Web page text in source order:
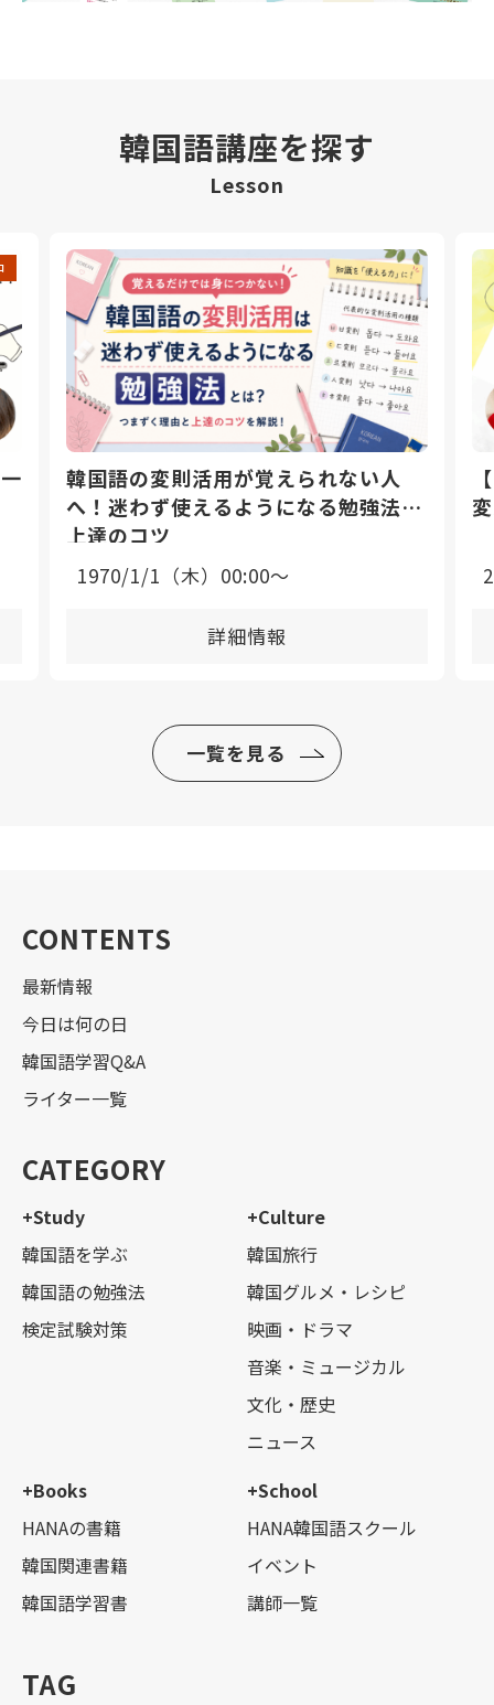
韓国語講座を探す
Lesson
韓国語の変則活用が覚えられない人
へ！迷わず使えるようになる勉強法と
上達のコツ
1970/1/1（木）00:00〜
詳細情報
一覧を見る
CONTENTS
最新情報
今日は何の日
韓国語学習Q&A
ライター一覧
CATEGORY
+Study
韓国語を学ぶ
韓国語の勉強法
検定試験対策
+Culture
韓国旅行
韓国グルメ・レシピ
映画・ドラマ
音楽・ミュージカル
文化・歴史
ニュース
+Books
HANAの書籍
韓国関連書籍
韓国語学習書
+School
HANA韓国語スクール
イベント
講師一覧
TAG